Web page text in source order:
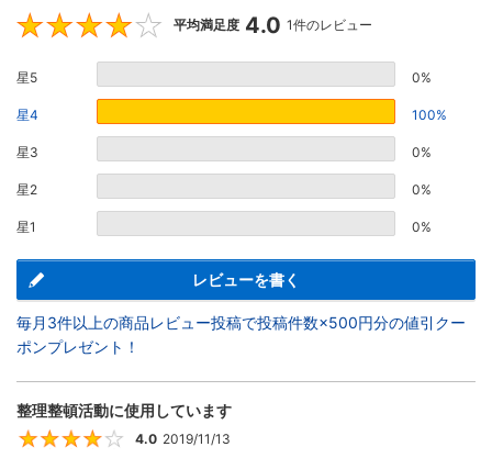
4
平均満足度 4.0 1件のレビュー
星5 0%
星4 100%
星3 0%
星2 0%
星1 0%
レビューを書く
毎月3件以上の商品レビュー投稿で投稿件数×500円分の値引クー
ポンプレゼント！
整理整頓活動に使用しています
4.0 2019/11/13